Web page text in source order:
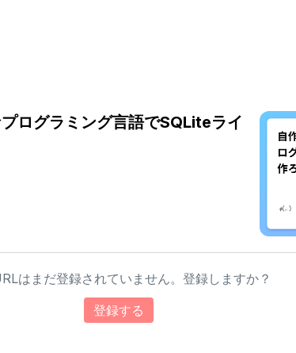
ログラミング言語でSQLiteライ
はまだ登録されていません。登録しますか？
登録する